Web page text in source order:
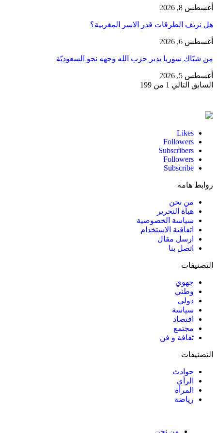
أغسطس 8, 2026
هل نزيف الطرقات قدر الاسر المغربية؟
أغسطس 6, 2026
من شبّاك سوريا يدير حزب الله وجهه نحو السعوديّة
أغسطس 5, 2026
السابق التالي 1 من 199
Likes
Followers
Subscribers
Followers
Subscribe
روابط هامة
من نحن
هيأة التحرير
سياسة الخصوصية
اتفاقية الاستخدام
ارسل مقال
اتصل بنا
التصنيفات
جهوي
وطني
دولي
سياسة
اقتصاد
مجتمع
ثقافة و فن
التصنيفات
حوادث
الرأي
المرأة
رياضة
من نحن